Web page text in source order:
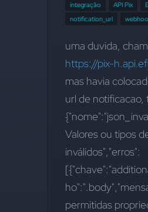
integração API Pix
notification_url
https://pix-
mas havia
url de notificacao,
Valores ou tipos
inválidos","erros":
permitidas